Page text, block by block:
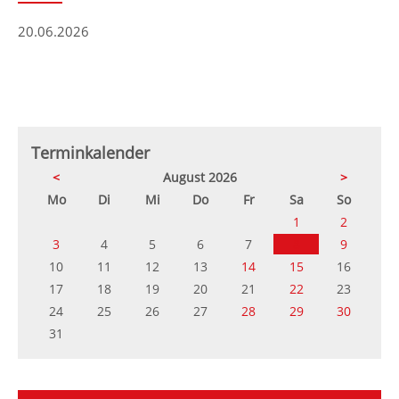
20.06.2026
Terminkalender
< August 2026
>
Montag Di enstagMittwochDonnerstag
Freitag SamstagSonntag
1
2
3
4 5 6 7
9
10
11 12 13 14 15
16
17
18 19 20 21 22
23
24
25 26 27 28 29
30
31